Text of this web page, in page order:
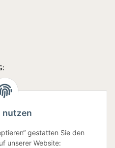
nutzen
gestatten Sie den
unserer Website: